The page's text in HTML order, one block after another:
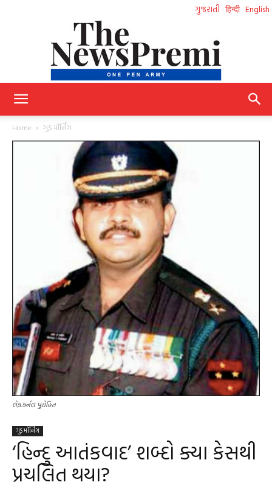
ગુજરાતી हिन्दी English
Gujarati
Home ગુડ મૉર્નિંગ
લેફ.કર્નલ પુરોહિત
ગુડ મૉર્નિંગ
‘હિન્દુ આતંકવાદ’ શબ્દો ક્યા કેસથી
પ્રચલિત થયા?